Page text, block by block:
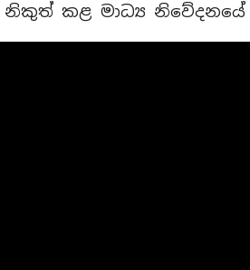
කළ මාධ්‍ය නිවේදනයේ